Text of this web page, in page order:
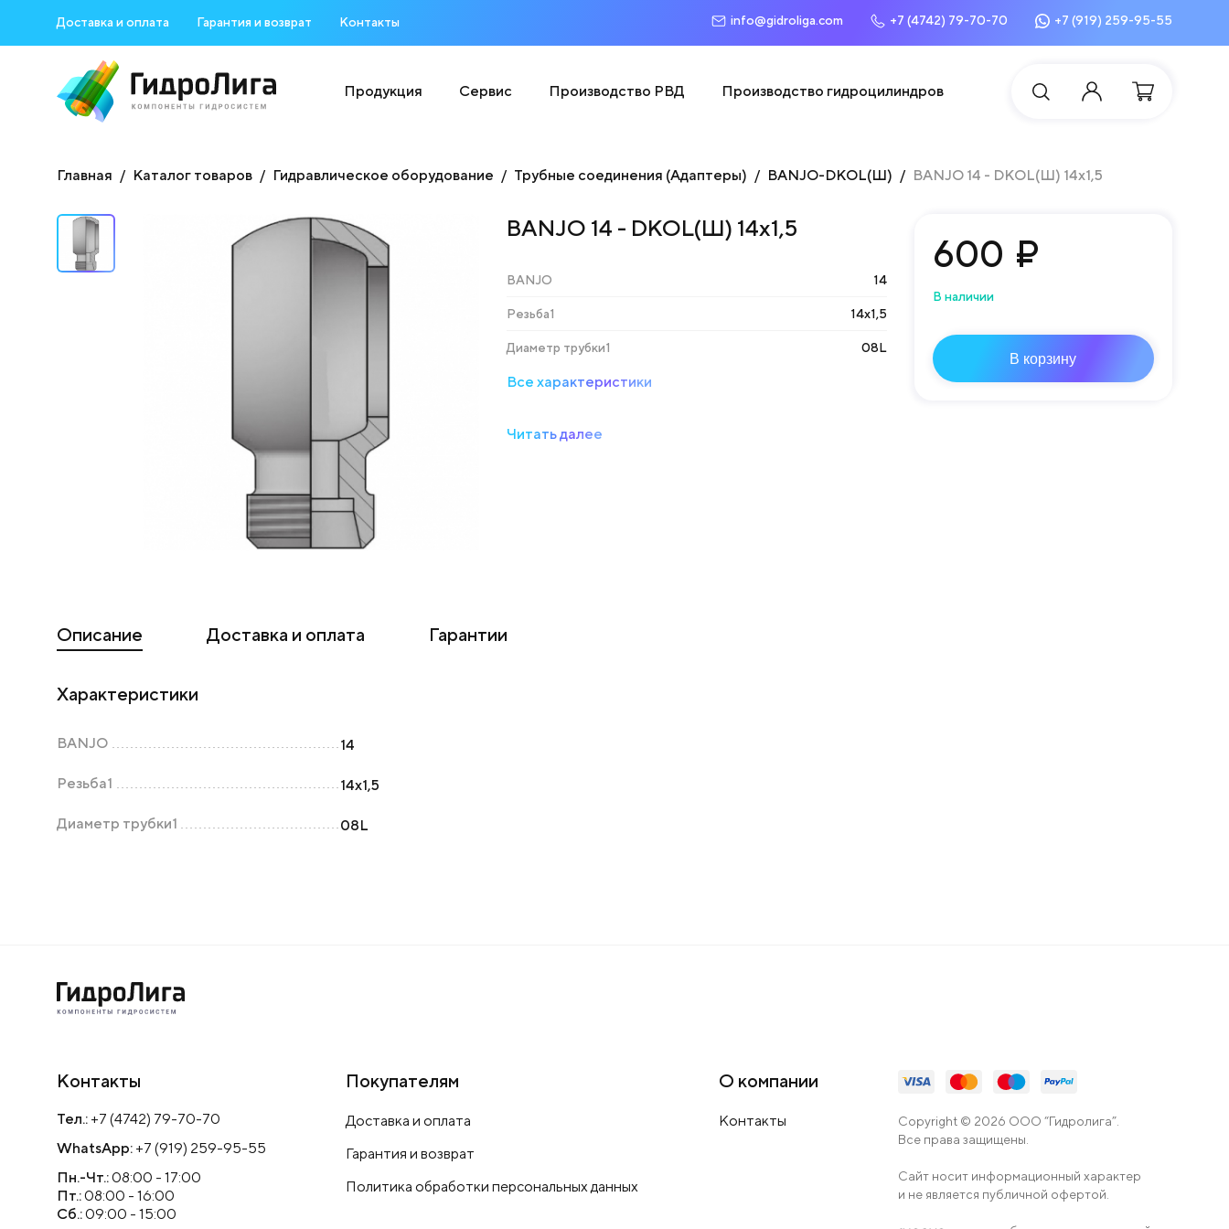
Доставка и оплата Гарантия и возврат Контакты info@gidroliga.com +7 (4742) 79-70-70 +7 (919) 259-95-55
Продукция Сервис Производство РВД Производство гидроцилиндров
Главная Каталог товаров Гидравлическое оборудование Трубные соединения (Адаптеры) BANJO-DKOL(Ш) BANJO 14 - DKOL(Ш) 14х1,5
BANJO 14 - DKOL(Ш) 14х1,5
BANJO 14
Резьба1 14х1,5
Диаметр трубки1 08L
Все характеристики
Читать далее
Описание Доставка и оплата Гарантии
Характеристики
BANJO 14
Резьба1 14х1,5
Диаметр трубки1 08L
600 ₽
В наличии
В корзину
Контакты
Тел.: +7 (4742) 79-70-70
WhatsApp: +7 (919) 259-95-55
Пн.-Чт.:08:00 - 17:00
Пт.:08:00 - 16:00
Сб.:09:00 - 15:00
Покупателям
Доставка и оплата
Гарантия и возврат
Политика обработки персональных данных
О компании
Контакты
Copyright © 2026 ООО “Гидролига”.
Все права защищены.
Сайт носит информационный характер
и не является публичной офертой.